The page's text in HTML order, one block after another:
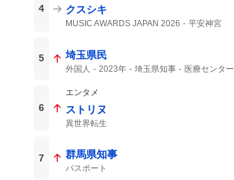
4 クスシキ
MUSIC AWARDS JAPAN 2026
平安神宮
5 埼玉県民
外国人 2023年 埼玉県知事 医療センター
6
エンタメ
ストリヌ
異世界転生
7 群馬県知事
パスポート